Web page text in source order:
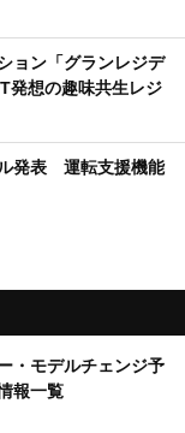
ョン「グランレジデ
想の趣味共生レジ
発表 運転支援機能
・モデルチェンジ予
報一覧